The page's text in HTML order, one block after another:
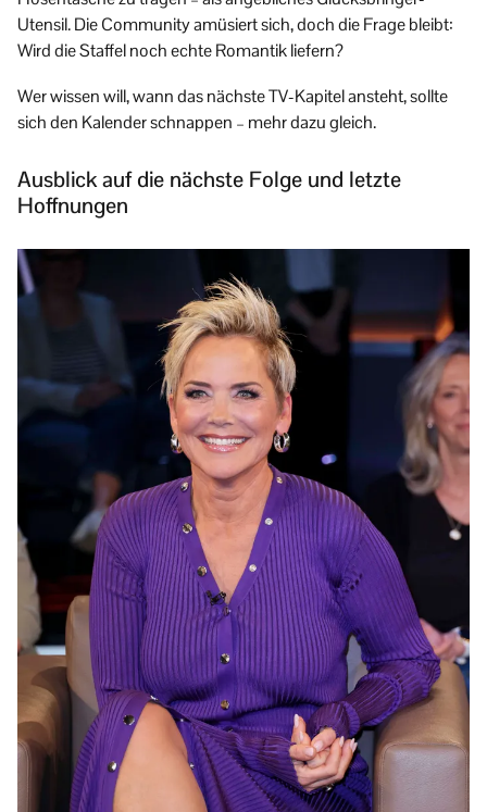
Utensil. Die Community amüsiert sich, doch die Frage bleibt:
Wird die Staffel noch echte Romantik liefern?
Wer wissen will, wann das nächste TV-Kapitel ansteht, sollte
sich den Kalender schnappen – mehr dazu gleich.
Ausblick auf die nächste Folge und letzte
Hoffnungen